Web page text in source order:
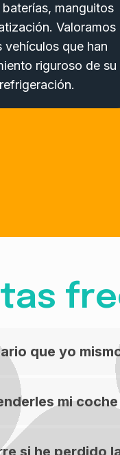
manguitos
Valoramos
vehículos que han
riguroso de su
que yo
mi
si he perdido